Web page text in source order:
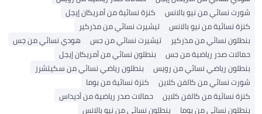
شورت نسائي من نيو بالانس
كنزة نسائية من أمريكان إيجل
كنزة نسائية من نيو بالانس
تيشيرت نسائي من مذركير
بنطلون نسائي من مذركير
تيشيرت نسائي من جس
هودي نسائي من جس
حمالات صدر رياضية من جس
بنطلون نسائي من أمريكان إيجل
بنطلون رياضي نسائي من رويس
بنطلون رياضي نسائي من سكيتشرز
شورت نسائي من كالفن كلاين
كنزة نسائية من بوما
كنزة نسائية من كالفن كلاين
حمالات صدر رياضية من أديداس
بنطلون نسائي من بوما
بنطلون نسائي من نيو بالانس